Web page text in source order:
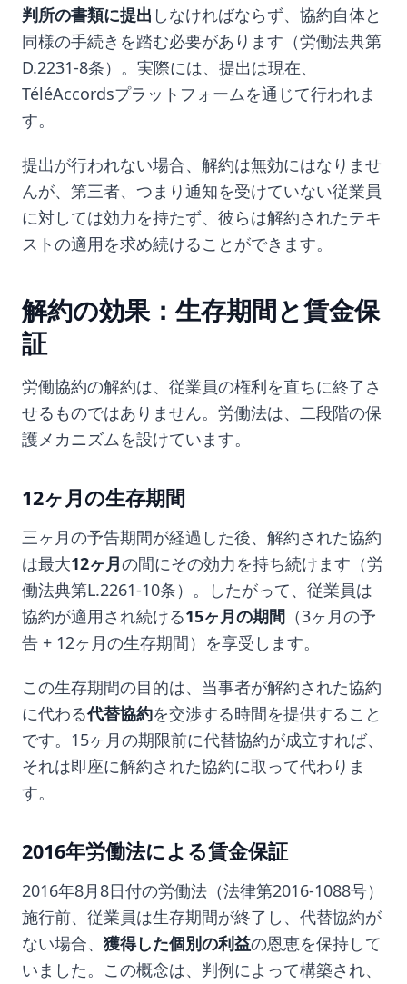
判所の書類に提出 しなければならず、協約自体と
同様の手続きを踏む必要があります（労働法典第
D.2231-8条）。実際には、提出は現在、
TéléAccordsプラットフォームを通じて行われま
す。
提出が行われない場合、解約は無効にはなりませ
んが、第三者、つまり通知を受けていない従業員
に対しては効力を持たず、彼らは解約されたテキ
ストの適用を求め続けることができます。
解約の効果：生存期間と賃金保
証
労働協約の解約は、従業員の権利を直ちに終了さ
せるものではありません。労働法は、二段階の保
護メカニズムを設けています。
12ヶ月の生存期間
三ヶ月の予告期間が経過した後、解約された協約
は最大12ヶ月の間にその効力を持ち続けます（労
働法典第L.2261-10条）。したがって、従業員は
協約が適用され続ける15ヶ月の期間 （3ヶ月の予
告 + 12ヶ月の生存期間）を享受します。
この生存期間の目的は、当事者が解約された協約
に代わる代替協約を交渉する時間を提供すること
です。15ヶ月の期限前に代替協約が成立すれば、
それは即座に解約された協約に取って代わりま
す。
2016年労働法による賃金保証
2016年8月8日付の労働法（法律第2016-1088号）
施行前、従業員は生存期間が終了し、代替協約が
ない場合、 獲得した個別の利益の恩恵を保持して
いました。この概念は、判例によって構築され、